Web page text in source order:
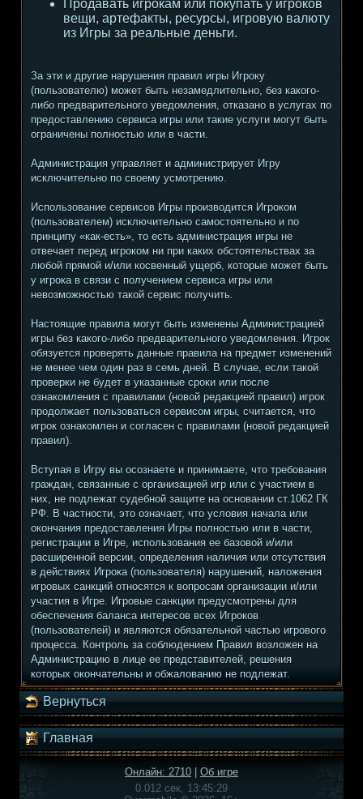
Продавать игрокам или покупать у игроков
вещи, артефакты, ресурсы, игровую валюту
из Игры за реальные деньги.
За эти и другие нарушения правил игры Игроку
(пользователю) может быть незамедлительно, без какого-
либо предварительного уведомления, отказано в услугах по
предоставлению сервиса игры или такие услуги могут быть
ограничены полностью или в части.
Администрация управляет и администрирует Игру
исключительно по своему усмотрению.
Использование сервисов Игры производится Игроком
(пользователем) исключительно самостоятельно и по
принципу «как-есть», то есть администрация игры не
отвечает перед игроком ни при каких обстоятельствах за
любой прямой и/или косвенный ущерб, которые может быть
у игрока в связи с получением сервиса игры или
невозможностью такой сервис получить.
Настоящие правила могут быть изменены Администрацией
игры без какого-либо предварительного уведомления. Игрок
обязуется проверять данные правила на предмет изменений
не менее чем один раз в семь дней. В случае, если такой
проверки не будет в указанные сроки или после
ознакомления с правилами (новой редакцией правил) игрок
продолжает пользоваться сервисом игры, считается, что
игрок ознакомлен и согласен с правилами (новой редакцией
правил).
Вступая в Игру вы осознаете и принимаете, что требования
граждан, связанные с организацией игр или с участием в
них, не подлежат судебной защите на основании ст.1062 ГК
РФ. В частности, это означает, что условия начала или
окончания предоставления Игры полностью или в части,
регистрации в Игре, использования ее базовой и/или
расширенной версии, определения наличия или отсутствия
в действиях Игрока (пользователя) нарушений, наложения
игровых санкций относятся к вопросам организации и/или
участия в Игре. Игровые санкции предусмотрены для
обеспечения баланса интересов всех Игроков
(пользователей) и являются обязательной частью игрового
процесса. Контроль за соблюдением Правил возложен на
Администрацию в лице ее представителей, решения
которых окончательны и обжалованию не подлежат.
Вернуться
Главная
Онлайн: 2710
Об игре
0.012 сек, 13:45:29